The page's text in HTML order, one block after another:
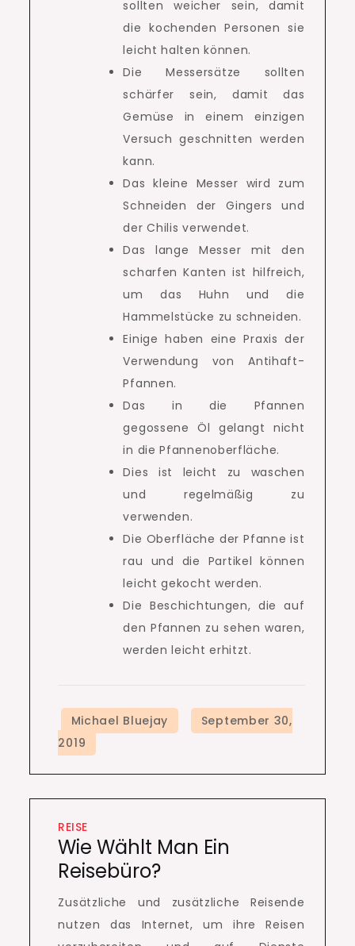
sollten weicher sein, damit
die kochenden Personen sie
leicht halten können.
Die Messersätze sollten
schärfer sein, damit das
Gemüse in einem einzigen
Versuch geschnitten werden
kann.
Das kleine Messer wird zum
Schneiden der Gingers und
der Chilis verwendet.
Das lange Messer mit den
scharfen Kanten ist hilfreich,
um das Huhn und die
Hammelstücke zu schneiden.
Einige haben eine Praxis der
Verwendung von Antihaft-
Pfannen.
Das in die Pfannen
gegossene Öl gelangt nicht
in die Pfannenoberfläche.
Dies ist leicht zu waschen
und regelmäßig zu
verwenden.
Die Oberfläche der Pfanne ist
rau und die Partikel können
leicht gekocht werden.
Die Beschichtungen, die auf
den Pfannen zu sehen waren,
werden leicht erhitzt.
REISE
Wie Wählt Man Ein
Reisebüro?
Zusätzliche und zusätzliche Reisende
nutzen das Internet, um ihre Reisen